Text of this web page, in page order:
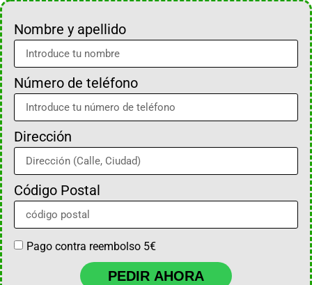
Nombre y apellido
Número de teléfono
Dirección
Código Postal
Pago contra reembolso 5€
PEDIR AHORA